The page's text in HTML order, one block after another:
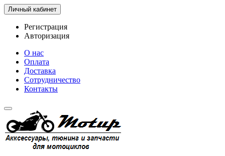
Личный кабинет
Регистрация
Авторизация
О нас
Оплата
Доставка
Сотрудничество
Контакты